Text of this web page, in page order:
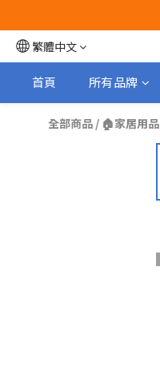
繁體中文
首頁 所有品牌
全部商品 / 🏠家居用品